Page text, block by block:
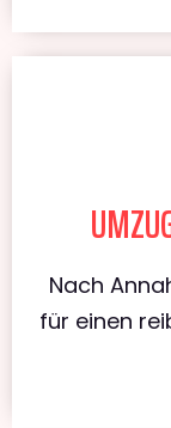
Nach
für einen